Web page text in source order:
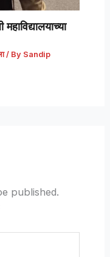
/ By Sandip
published.